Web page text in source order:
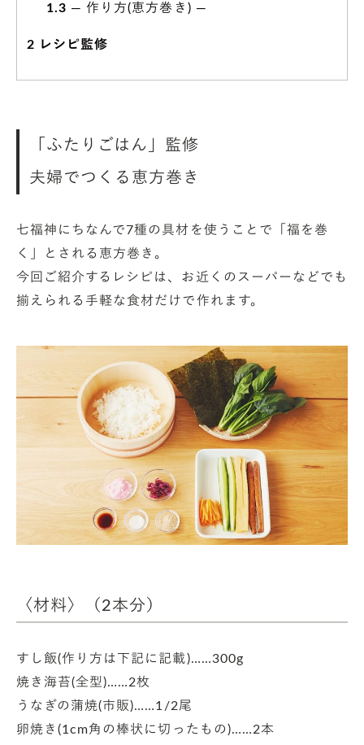
1.3 — 作り方(恵方巻き) —
2 レシピ監修
「ふたりごはん」監修
夫婦でつくる恵方巻き
七福神にちなんで7種の具材を使うことで「福を巻
く」とされる恵方巻き。
今回ご紹介するレシピは、お近くのスーパーなどでも
揃えられる手軽な食材だけで作れます。
〈材料〉（2本分）
すし飯(作り方は下記に記載)……300g
焼き海苔(全型)……2枚
うなぎの蒲焼(市販)……1/2尾
卵焼き(1cm角の棒状に切ったもの)……2本